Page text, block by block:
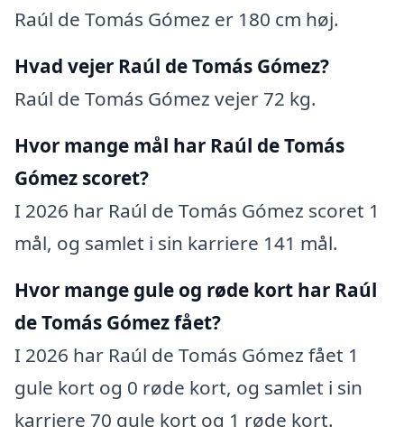
Raúl de Tomás Gómez er 180 cm høj.
Hvad vejer Raúl de Tomás Gómez?
Raúl de Tomás Gómez vejer 72 kg.
Hvor mange mål har Raúl de Tomás
Gómez scoret?
I 2026 har Raúl de Tomás Gómez scoret 1
mål, og samlet i sin karriere 141 mål.
Hvor mange gule og røde kort har Raúl
de Tomás Gómez fået?
I 2026 har Raúl de Tomás Gómez fået 1
gule kort og 0 røde kort, og samlet i sin
karriere 70 gule kort og 1 røde kort.